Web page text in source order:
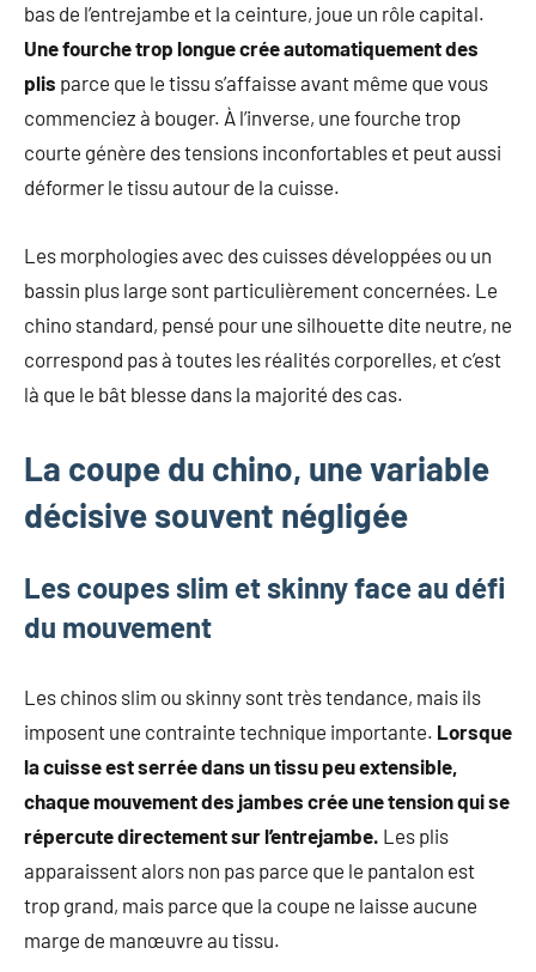
bas de l’entrejambe et la ceinture, joue un rôle capital.
Une fourche trop longue crée automatiquement des
plis parce que le tissu s’affaisse avant même que vous
commenciez à bouger. À l’inverse, une fourche trop
courte génère des tensions inconfortables et peut aussi
déformer le tissu autour de la cuisse.
Les morphologies avec des cuisses développées ou un
bassin plus large sont particulièrement concernées. Le
chino standard, pensé pour une silhouette dite neutre, ne
correspond pas à toutes les réalités corporelles, et c’est
là que le bât blesse dans la majorité des cas.
La coupe du chino, une variable
décisive souvent négligée
Les coupes slim et skinny face au défi
du mouvement
Les chinos slim ou skinny sont très tendance, mais ils
imposent une contrainte technique importante. Lorsque
la cuisse est serrée dans un tissu peu extensible,
chaque mouvement des jambes crée une tension qui se
répercute directement sur l’entrejambe. Les plis
apparaissent alors non pas parce que le pantalon est
trop grand, mais parce que la coupe ne laisse aucune
marge de manœuvre au tissu.